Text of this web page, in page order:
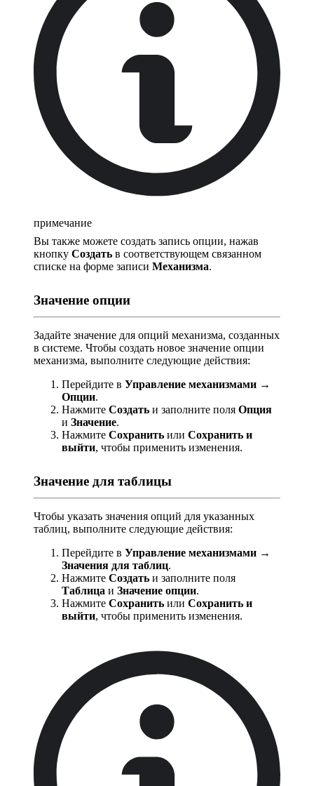
примечание
Вы также можете создать запись опции, нажав
кнопку Создать в соответствующем связанном
списке на форме записи Механизма.
Значение опции
Задайте значение для опций механизма, созданных
в системе. Чтобы создать новое значение опции
механизма, выполните следующие действия:
Перейдите в Управление механизмами →
Опции.
Нажмите Создать и заполните поля Опция
и Значение.
Нажмите Сохранить или Сохранить и
выйти, чтобы применить изменения.
Значение для таблицы
Чтобы указать значения опций для указанных
таблиц, выполните следующие действия:
Перейдите в Управление механизмами →
Значения для таблиц.
Нажмите Создать и заполните поля
Таблица и Значение опции.
Нажмите Сохранить или Сохранить и
выйти, чтобы применить изменения.